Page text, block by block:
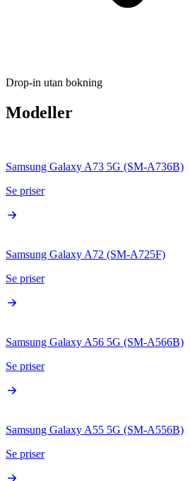
Drop-in utan bokning
Modeller
Samsung Galaxy A73 5G (SM-A736B)
Se priser
Samsung Galaxy A72 (SM-A725F)
Se priser
Samsung Galaxy A56 5G (SM-A566B)
Se priser
Samsung Galaxy A55 5G (SM-A556B)
Se priser